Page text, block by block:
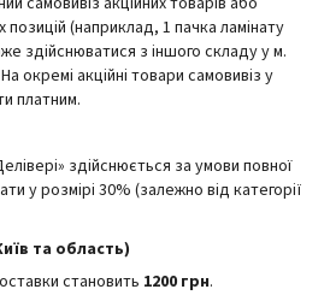
(наприклад, 1 пачка ламінату
здійснюватися з іншого складу у м.
окремі акційні товари самовивіз у
платним.
здійснюється за умови повної
у розмірі 30% (залежно від категорії
та область)
становить 1200 грн.